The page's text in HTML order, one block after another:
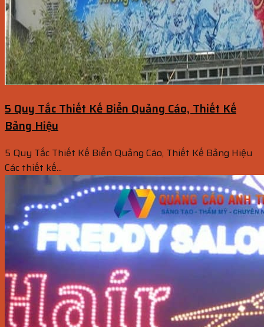
5 Quy Tắc Thiết Kế Biển Quảng Cáo, Thiết Kế
Bảng Hiệu
5 Quy Tắc Thiết Kế Biển Quảng Cáo, Thiết Kế Bảng Hiệu
Các thiết kế...